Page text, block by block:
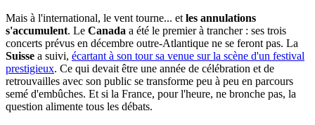
Mais à l'international, le vent tourne... etles annulations
s'accumulent. Le Canada a été le premier à trancher : ses trois
concerts prévus en décembre outre-Atlantique ne se feront pas. La
Suisse a suivi, écartant à son tour sa venue sur la scène d'un festival
prestigieux. Ce qui devait être une année de célébration et de
retrouvailles avec son public se transforme peu à peu en parcours
semé d'embûches. Et si la France, pour l'heure, ne bronche pas, la
question alimente tous les débats.